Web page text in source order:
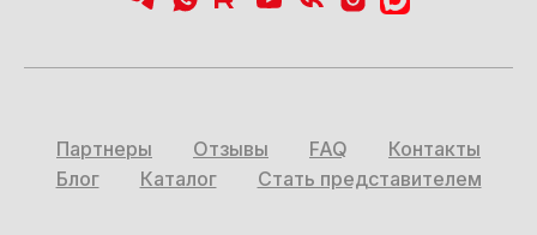
Партнеры Отзывы FAQ
Контакты
Блог
Каталог Стать представителем